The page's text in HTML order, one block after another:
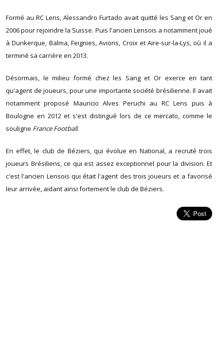
Formé au RC Lens, Alessandro Furtado avait quitté les Sang et Or en
2006 pour rejoindre la Suisse. Puis l'ancien Lensois a notamment joué
à Dunkerque, Balma, Feignies, Avions, Croix et Aire-sur-la-Lys, où il a
terminé sa carrière en 2013.
Désormais, le milieu formé chez les Sang et Or exerce en tant
qu'agent de joueurs, pour une importante société brésilienne. Il avait
notamment proposé Mauricio Alves Peruchi au RC Lens puis à
Boulogne en 2012 et s'est distingué lors de ce mercato, comme le
souligne France Football.
En effet, le club de Béziers, qui évolue en National, a recruté trois
joueurs Brésiliens, ce qui est assez exceptionnel pour la division. Et
c'est l'ancien Lensois qui était l'agent des trois joueurs et a favorisé
leur arrivée, aidant ainsi fortement le club de Béziers.